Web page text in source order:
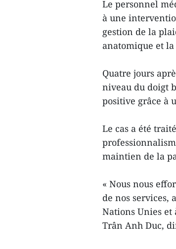
Le personnel
à une
gestion de la
anatomique et
Quatre jours
niveau du doigt
positive grâce à
Le cas a été
maintien de la
« Nous nous
de nos services,
Nations Unies et
Trân Anh Duc,